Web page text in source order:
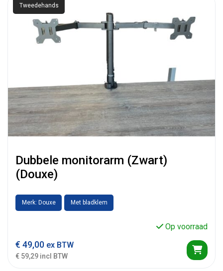
Tweedehands
Dubbele monitorarm (Zwart)
(Douxe)
Merk: Douxe Met bladklem
Op voorraad
€ 49,00 ex BTW
€ 59,29 incl BTW